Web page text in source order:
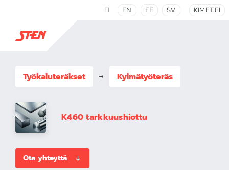
FI EN EE SV KIMET.FI
Työkaluteräkset Kylmätyöteräs
K460 tarkkuushiottu
Ota yhteyttä